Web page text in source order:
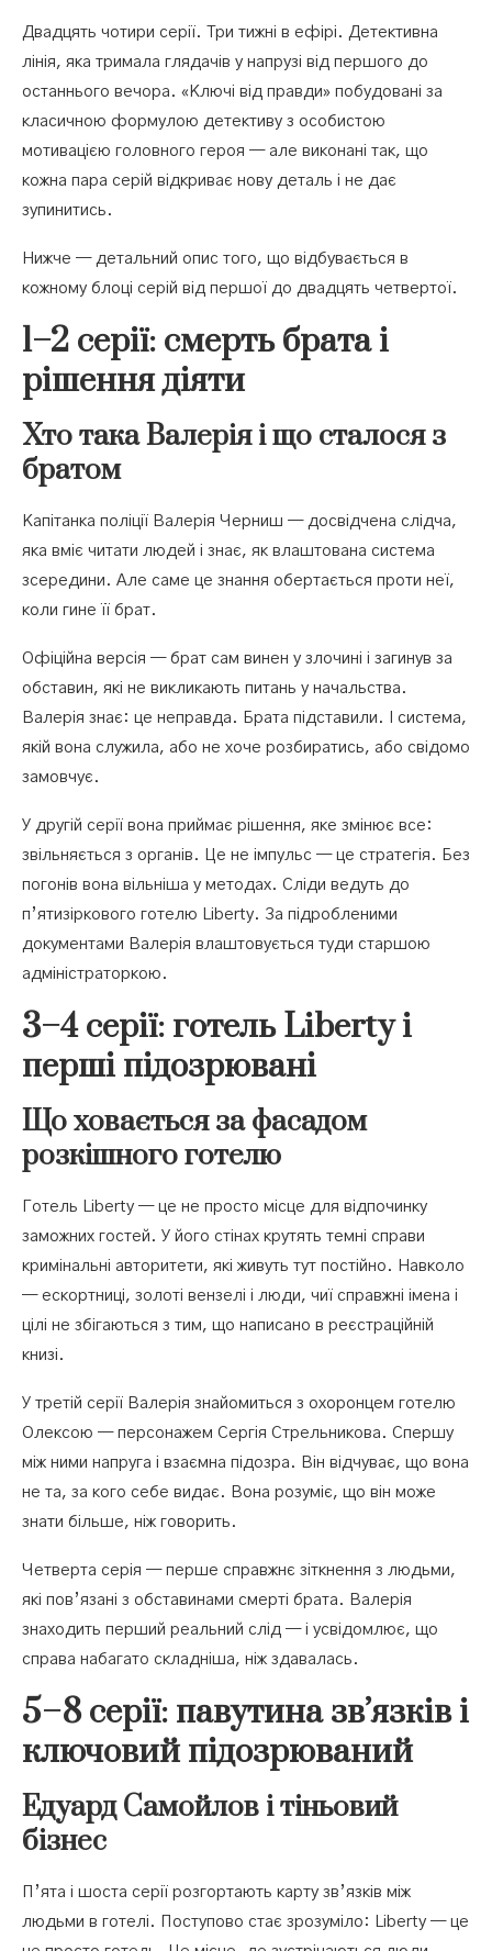
Валерія бере ситуацію під контроль
21–24 серії: фінал і чим закінчився серіал
Розкриття вбивці і що стало з Валерією
Двадцять чотири серії. Три тижні в ефірі. Детективна
лінія, яка тримала глядачів у напрузі від першого до
останнього вечора. «Ключі від правди» побудовані за
класичною формулою детективу з особистою
мотивацією головного героя — але виконані так, що
кожна пара серій відкриває нову деталь і не дає
зупинитись.
Нижче — детальний опис того, що відбувається в
кожному блоці серій від першої до двадцять четвертої.
1–2 серії: смерть брата і
рішення діяти
Хто така Валерія і що сталося з
братом
Капітанка поліції Валерія Черниш — досвідчена слідча,
яка вміє читати людей і знає, як влаштована система
зсередини. Але саме це знання обертається проти неї,
коли гине її брат.
Офіційна версія — брат сам винен у злочині і загинув за
обставин, які не викликають питань у начальства.
Валерія знає: це неправда. Брата підставили. І система,
якій вона служила, або не хоче розбиратись, або свідомо
замовчує.
У другій серії вона приймає рішення, яке змінює все:
звільняється з органів. Це не імпульс — це стратегія. Без
погонів вона вільніша у методах. Сліди ведуть до
п’ятизіркового готелю Liberty. За підробленими
документами Валерія влаштовується туди старшою
адміністраторкою.
3–4 серії: готель Liberty і
перші підозрювані
Що ховається за фасадом
розкішного готелю
Готель Liberty — це не просто місце для відпочинку
заможних гостей. У його стінах крутять темні справи
кримінальні авторитети, які живуть тут постійно. Навколо
— ескортниці, золоті вензелі і люди, чиї справжні імена і
цілі не збігаються з тим, що написано в реєстраційній
книзі.
У третій серії Валерія знайомиться з охоронцем готелю
Олексою — персонажем Сергія Стрельникова. Спершу
між ними напруга і взаємна підозра. Він відчуває, що вона
не та, за кого себе видає. Вона розуміє, що він може
знати більше, ніж говорить.
Четверта серія — перше справжнє зіткнення з людьми,
які пов’язані з обставинами смерті брата. Валерія
знаходить перший реальний слід — і усвідомлює, що
справа набагато складніша, ніж здавалась.
5–8 серії: павутина зв’язків і
ключовий підозрюваний
Едуард Самойлов і тіньовий
бізнес
П’ята і шоста серії розгортають карту зв’язків між
людьми в готелі. Поступово стає зрозуміло: Liberty — це